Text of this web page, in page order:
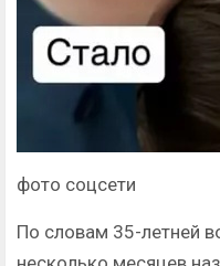
фото соцсети
По словам 35-летней